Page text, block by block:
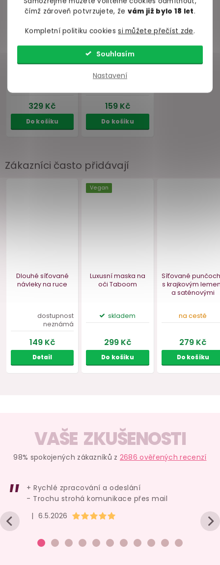
čímž zároveň potvrzujete, že vám již bylo 18 let.
Kompletní politiku cookiessi můžete přečíst zde.
Nastavení
Souhlasím
Šperk na bradavky
s řetízkem ONYX pro ženy
MAGNETIFICO Allure
VZOREK, 2 ml
Zákazníci často přidávají
Vegan
VAŠE ZKUŠENOSTI
98% spokojených zákazníků z 2686 ověřených recenzí
Hodnocení obchodu je 5 z 5 hvězdiček.
| 6.5.2026
+ Rychlé zpracování a odeslání
- Trochu strohá komunikace přes mail